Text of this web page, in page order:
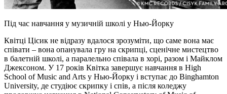
Під час навчання у музичній школі у Нью-Йорку
Квітці Цісик не відразу вдалося зрозуміти, що саме вона має
співати – вона опанувала гру на скрипці, сценічне мистецтво
в балетній школі, а паралельно співала в хорі, разом і Майклом
Джексоном. У 17 років Квітка завершує навчання в High
School of Music and Arts у Нью-Йорку і вступає до Binghamton
University, де студіює скрипку і спів, а після коледжу